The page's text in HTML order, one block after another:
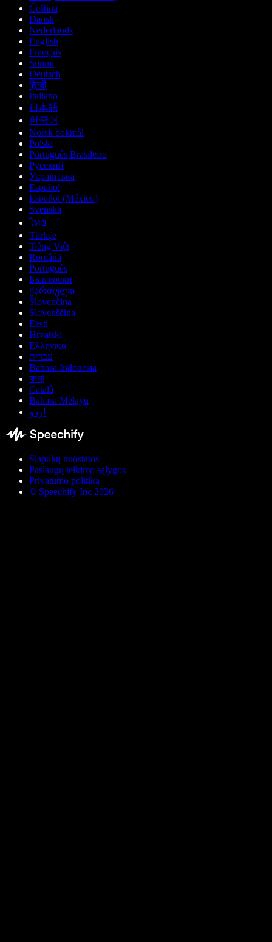
Čeština
Dansk
Nederlands
English
Français
Suomi
Deutsch
हिन्दी
Italiano
日本語
한국어
Norsk bokmål
Polski
Português Brasileiro
Русский
Українська
Español
Español (México)
Svenska
ไทย
Türkçe
Tiếng Việt
Română
Português
Български
ქართული
Slovenčina
Slovenščina
Eesti
Hrvatski
Ελληνικά
עברית
Bahasa Indonesia
বাংলা
Català
Bahasa Melayu
اردو
Slapukų nuostatos
Paslaugų teikimo sąlygos
Privatumo politika
© Speechify Inc 2026